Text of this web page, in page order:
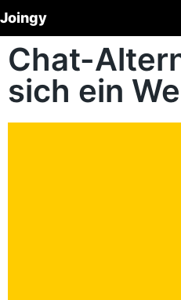
Joingy
Chat-
sich ein